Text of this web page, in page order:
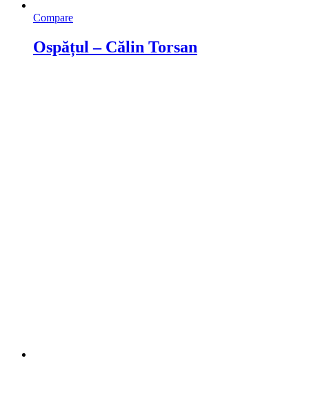
Compare
Ospățul – Călin Torsan